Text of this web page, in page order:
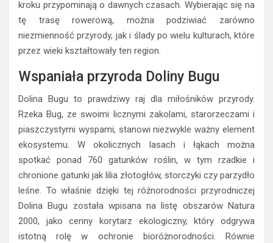
kroku przypominają o dawnych czasach. Wybierając się na
tę trasę rowerową, można podziwiać zarówno
niezmienność przyrody, jak i ślady po wielu kulturach, które
przez wieki kształtowały ten region.
Wspaniała przyroda Doliny Bugu
Dolina Bugu to prawdziwy raj dla miłośników przyrody.
Rzeka Bug, ze swoimi licznymi zakolami, starorzeczami i
piaszczystymi wyspami, stanowi niezwykle ważny element
ekosystemu. W okolicznych lasach i łąkach można
spotkać ponad 760 gatunków roślin, w tym rzadkie i
chronione gatunki jak lilia złotogłów, storczyki czy parzydło
leśne. To właśnie dzięki tej różnorodności przyrodniczej
Dolina Bugu została wpisana na listę obszarów Natura
2000, jako cenny korytarz ekologiczny, który odgrywa
istotną rolę w ochronie bioróżnorodności. Równie